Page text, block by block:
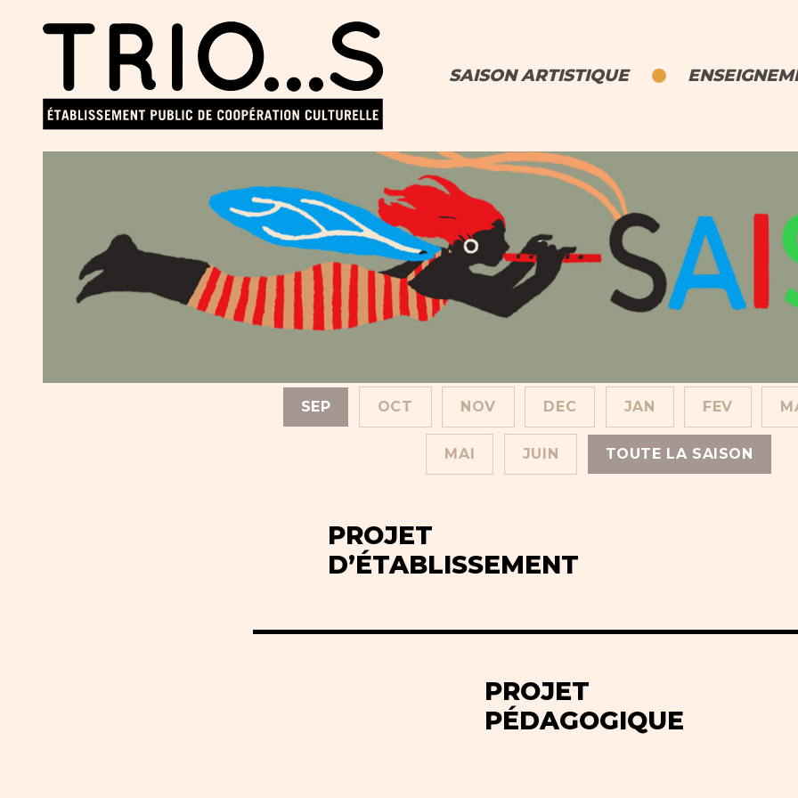
SAISON ARTISTIQUE
SEP OCT NOV DEC JAN FEV
MAI JUIN TOUTE LA SAISON
PROJET
D’ÉTABLISSEMENT
PROJET
PÉDAGOGIQUE